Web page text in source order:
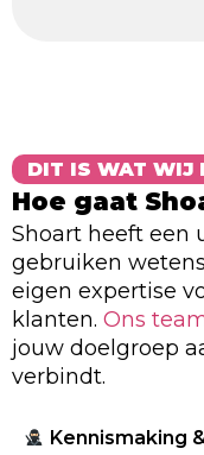
DIT IS WAT WIJ
Hoe gaat
Shoart heeft een
gebruiken
eigen expertise
klanten. Ons
jouw doelgroep
verbindt.
Kennismaking